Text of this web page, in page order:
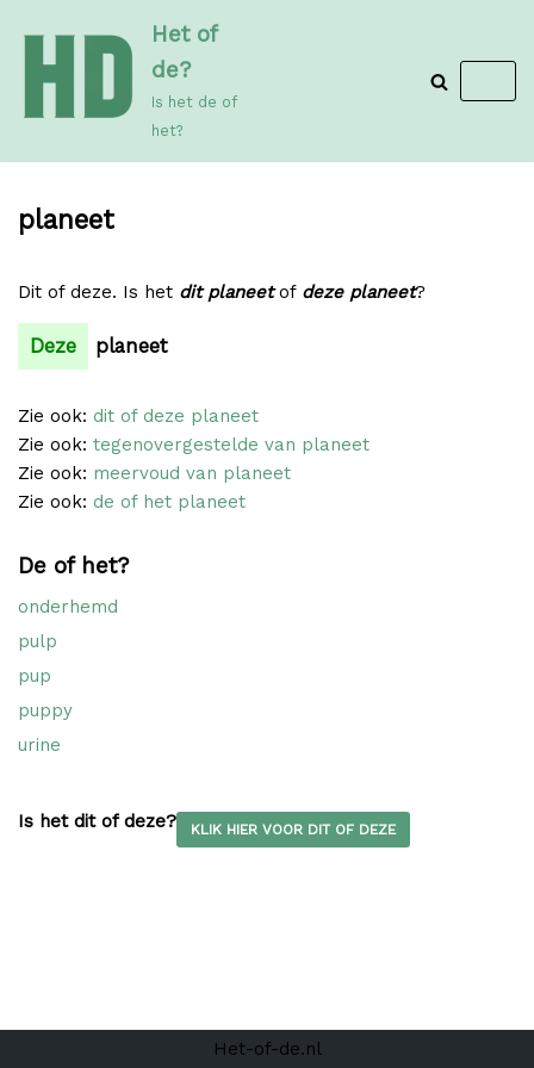
de
inhoud
Het of
de?
Is het de of
het?
planeet
Dit of deze. Is het dit planeetof deze planeet?
Deze planeet
Zie ook: dit of deze planeet
Zie ook: tegenovergestelde van planeet
Zie ook: meervoud van planeet
Zie ook: de of het planeet
De of het?
onderhemd
pulp
pup
puppy
urine
Is het dit of deze? KLIK HIER VOOR DIT OF DEZE
Het-of-de.nl